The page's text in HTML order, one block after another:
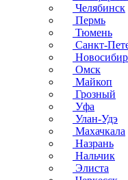
Челябинск
Пермь
Тюмень
Санкт-
Омск
Майкоп
Грозный
Уфа
Улан-Удэ
Махачкала
Назрань
Нальчик
Элиста